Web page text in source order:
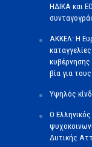
ΗΔΙΚΑ και
ΑΚΚΕΛ: Η
βία για
Υψηλός
Ο
Δυτικής